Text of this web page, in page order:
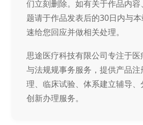
们立刻删除。如有关于作品内
题请于作品发表后的30日内与
速给您回应并做相关处理。
思途医疗科技有限公司专注于
与法规规事务服务，提供产品
理、临床试验、体系建立辅导
创新办理服务。